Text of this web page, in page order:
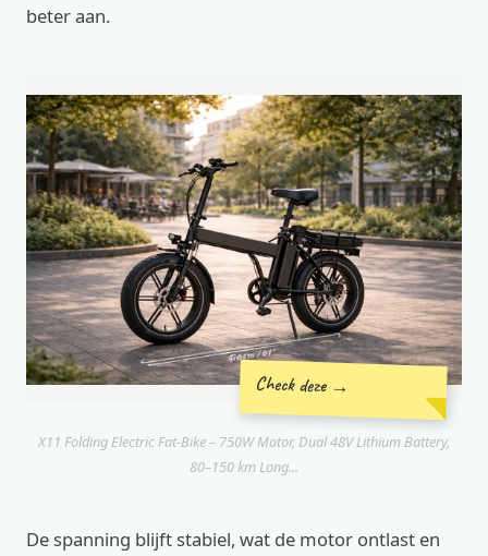
beter aan.
Check deze →
X11 Folding Electric Fat-Bike – 750W Motor, Dual 48V Lithium Battery,
80–150 km Long...
De spanning blijft stabiel, wat de motor ontlast en